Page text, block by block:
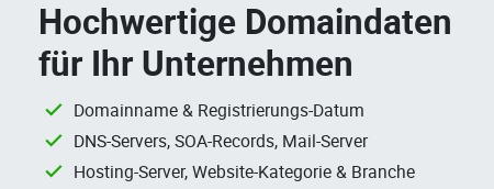
Hochwertige Domaindaten
für Ihr Unternehmen
Domainname & Registrierungs-Datum
DNS-Servers, SOA-Records, Mail-Server
Hosting-Server, Website-Kategorie & Branche